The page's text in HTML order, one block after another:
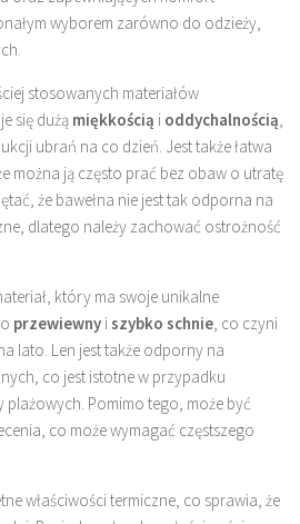
wyborem zarówno do odzieży,
stosowanych materiałów
się dużą miękkością i oddychalnością,
ubrań na co dzień. Jest także łatwa
można ją często prać bez obaw o utratę
że bawełna nie jest tak odporna na
dlatego należy zachować ostrożność
który ma swoje unikalne
przewiewny iszybko schnie, co czyni
lato. Len jest także odporny na
co jest istotne w przypadku
Pomimo tego, może być
co może wymagać częstszego
właściwości termiczne, co sprawia, że